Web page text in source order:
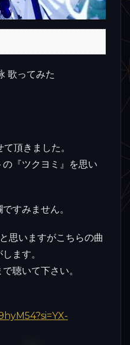
歌ってみた
頂きました。
『ツクヨミ』を思い
すみません。
思いますがこちらの曲
ます。
聴いて下さい。